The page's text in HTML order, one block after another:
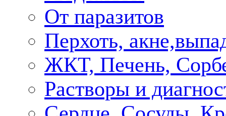
От паразитов
Перхоть,
ЖКТ, Печень,
Растворы и